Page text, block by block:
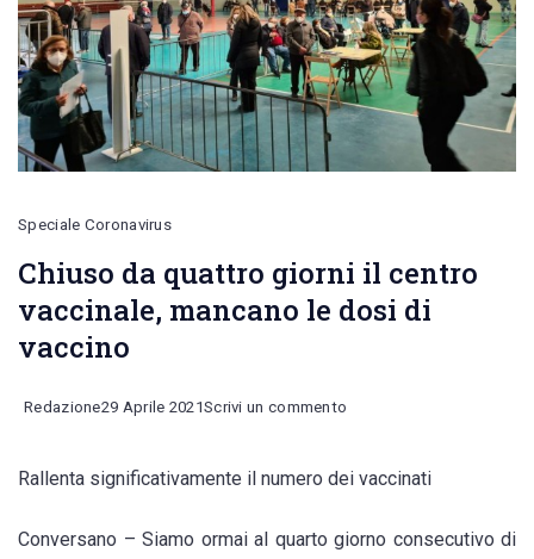
Speciale Coronavirus
Chiuso da quattro giorni il centro
vaccinale, mancano le dosi di
vaccino
Redazione29 Aprile 2021Scrivi un commento
da
giorni
Rallenta significativamente il numero dei vaccinati
Conversano – Siamo ormai al quarto giorno consecutivo di